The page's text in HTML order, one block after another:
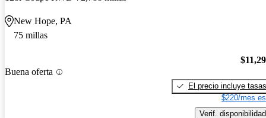
New Hope, PA
75 millas
Buena oferta
El precio incluye tasas
$220/mes
Verif. disponibilidad